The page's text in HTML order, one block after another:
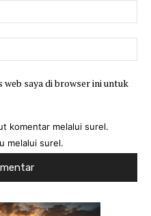
web saya di browser ini untuk
komentar melalui surel.
melalui surel.